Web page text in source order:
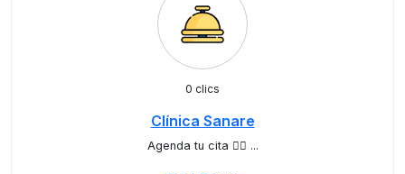
0 clics
Clínica Sanare
Agenda tu cita ✍🏻 ...